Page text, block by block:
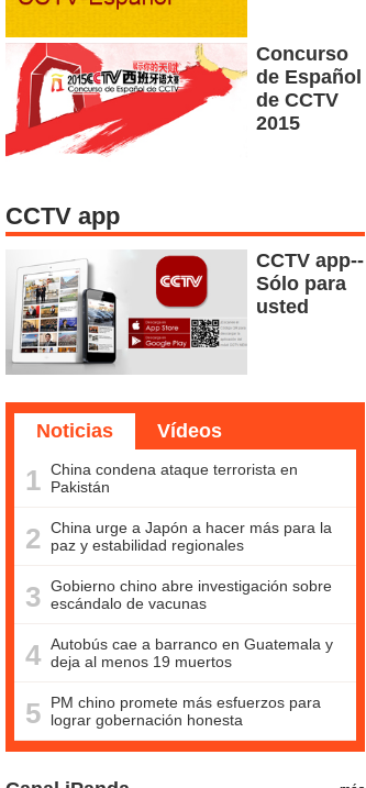
Concurso
de Español
de CCTV
2015
CCTV app
CCTV app--
Sólo para
usted
Noticias Vídeos
1 China condena ataque terrorista en
Pakistán
2 China urge a Japón a hacer más para la
paz y estabilidad regionales
3 Gobierno chino abre investigación sobre
escándalo de vacunas
4 Autobús cae a barranco en Guatemala y
deja al menos 19 muertos
5
PM chino promete más esfuerzos para
lograr gobernación honesta